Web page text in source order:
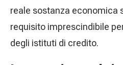
reale sostanza economica
requisito imprescindibile
degli istituti di credito.